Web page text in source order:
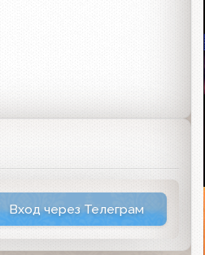
Вход через Телеграм